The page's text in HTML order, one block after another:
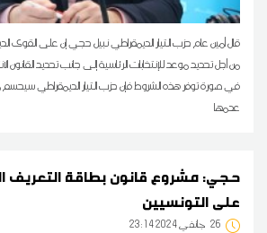
قال أمين عام حزب التيار الديمقراطي نبيل حجي إن على القوى
من أجل تحديد موعد للإنتخابات الرئاسية إلى جانب تحديد القانون
في صورة توفر هذه الشروط فإن حزب التيار الديمقراطي سيحسم
عدمها
حجي: مشروع قانون بطاقة التعريف
على التونسيين
26 23:14 2024 جانفي